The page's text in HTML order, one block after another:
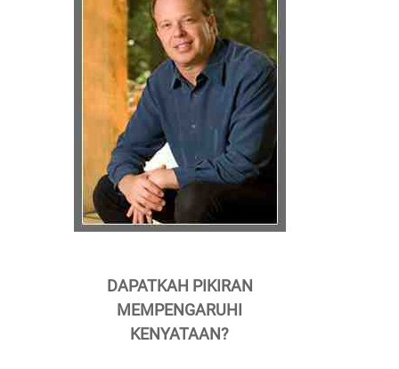
DAPATKAH PIKIRAN
MEMPENGARUHI
KENYATAAN?